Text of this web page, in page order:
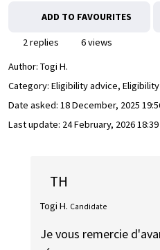
ADD TO FAVOURITES
2 replies
6 views
Author: Togi H.
Category: Eligibility advice, Eligibility
Date asked: 18 December, 2025
Last update: 24 February, 2026 18:39
TH
Togi H. Candidate
Je vous remercie